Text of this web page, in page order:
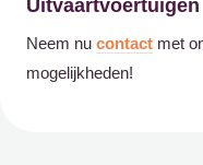
Uitvaartvoertuigen
Neem nu contact met
mogelijkheden!